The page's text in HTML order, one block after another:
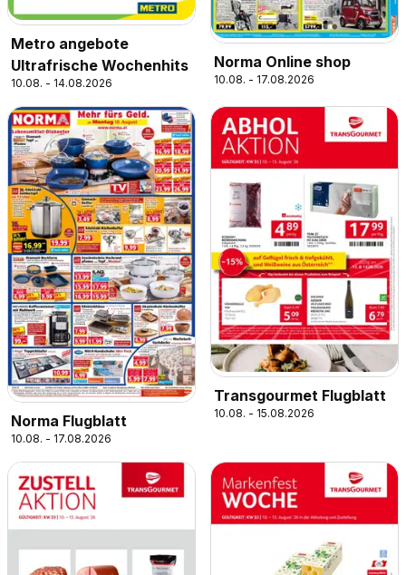
Metro angebote
Ultrafrische Wochenhits
10.08. - 14.08.2026
Norma Online shop
10.08. - 17.08.2026
Norma Flugblatt
10.08. - 17.08.2026
Transgourmet Flugblatt
10.08. - 15.08.2026